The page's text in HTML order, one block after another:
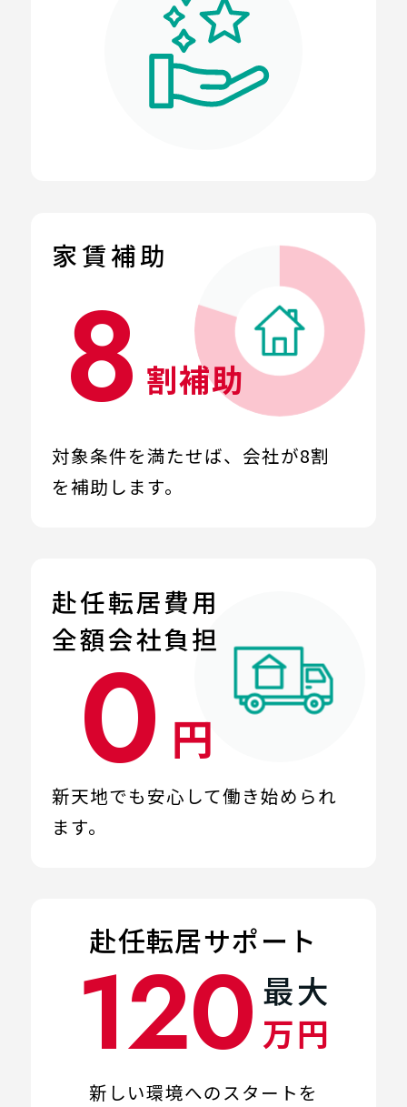
家賃補助
8 割補助
対象条件を満たせば、 会社が8割
を補助します。
赴任転居費用
全額会社負担
0 円
新天地でも安心して働き始められ
ます。
赴任転居サポート
120 最大
万円
新しい環境へのスタートを